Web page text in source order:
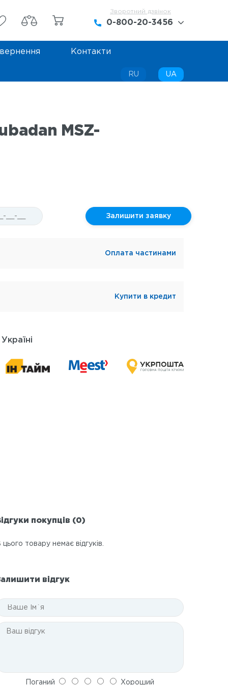
Зворотний дзвінок
0-800-20-3456
0-800-20-3456
+38 (068) 442-42-45
Контакти
RU UA
MSZ-
Залишити заявку
Оплата частинами
Купити в кредит
покупців (0)
цього товару немає відгуків.
відгук
Поганий Хороший